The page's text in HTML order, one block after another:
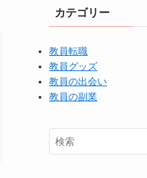
カテゴリー
教員転職
教員グッズ
教員の出会い
教員の副業